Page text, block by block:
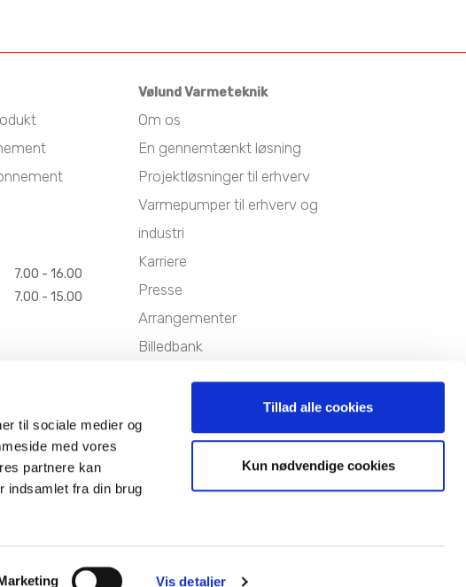
til sociale medier og
med vores
partnere kan
indsamlet fra din brug
Vis detaljer
Tillad alle cookies
Kun nødvendige cookies
7.00 - 16.00
7.00 - 15.00
Vølund Varmeteknik
Om os
En gennemtænkt løsning
Projektløsninger til erhverv
Varmepumper til erhverv og
industri
Karriere
Presse
Arrangementer
Billedbank
Cookiepolitik